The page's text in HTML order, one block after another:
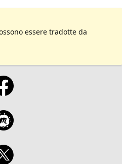
essere tradotte da